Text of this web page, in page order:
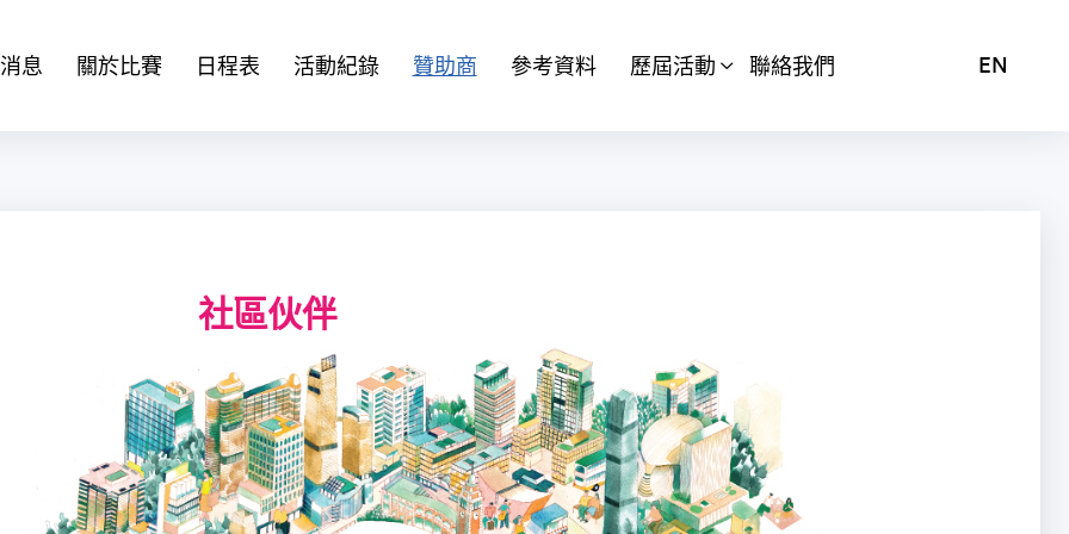
EN
息 關於比賽 日程表 活動紀錄 贊助商 參考資料 歷屆活動 聯絡我們
社區伙伴